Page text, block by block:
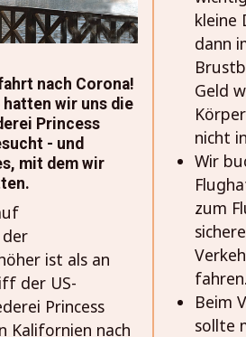
nach Corona!
wir uns die
Princess
- und
mit dem wir
ist als an
der US-
Princess
Kalifornien nach
kleine
dann
Geld
nicht
Wir
zum
Beim
sollte